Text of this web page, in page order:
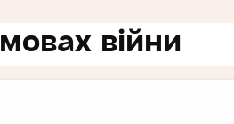
війни